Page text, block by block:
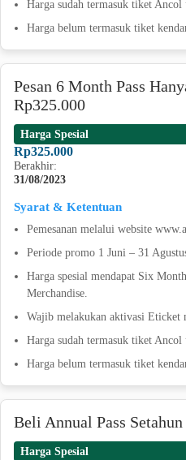
Harga sudah termasuk tiket Ancol
Harga belum termasuk tiket
Pesan 6 Month Pass
Rp325.000
Harga Spesial
Rp325.000
Berakhir:
31/08/2023
Syarat & Ketentuan
Pemesanan melalui website
Periode promo 1 Juni – 31
Harga spesial mendapat Six
Merchandise.
Wajib melakukan aktivasi Eticket
Harga sudah termasuk tiket Ancol
Harga belum termasuk tiket
Beli Annual Pass
Harga Spesial